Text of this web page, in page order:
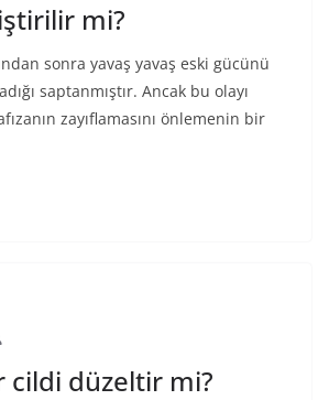
mi?
sonra yavaş yavaş eski gücünü
saptanmıştır. Ancak bu olayı
zayıflamasını önlemenin bir
cildi düzeltir mi?